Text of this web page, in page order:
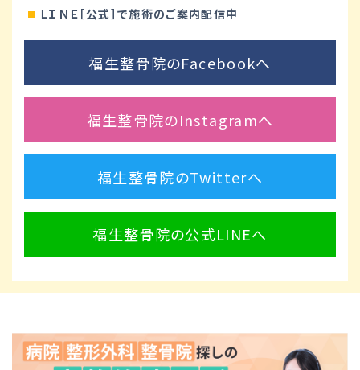
ＬＩＮＥ［公式］で施術のご案内配信中
福生整骨院のFacebookへ
福生整骨院のInstagramへ
福生整骨院のTwitterへ
福生整骨院の公式LINEへ